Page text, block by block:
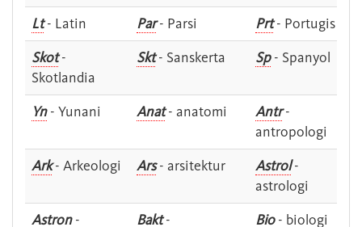
Lt- Latin Par- Parsi Prt- Portugis
Skot-
Skotlandia
Skt- Sanskerta Sp- Spanyol
Yn- Yunani Anat- anatomi Antr-
antropologi
Ark- Arkeologi Ars- arsitektur Astrol-
astrologi
Astron-
Bakt-
Bio- biologi